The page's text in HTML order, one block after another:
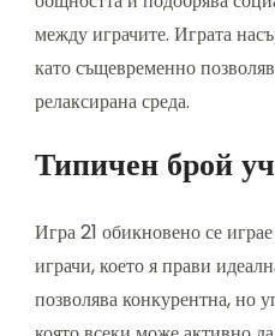
между играчите. Играта
като същевременно
релаксирана среда.
Типичен брой
Игра 21 обикновено се
играчи, което я прави
позволява конкурентна, но